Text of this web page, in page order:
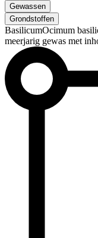
Gewassen
Grondstoffen
BasilicumOcimum
meerjarig gewas met